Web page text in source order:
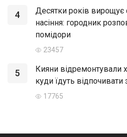
4
Десятки років вирощує
насіння: городник
помідори
23457
5
Кияни відремонтували
куди їдуть відпочивати
17765